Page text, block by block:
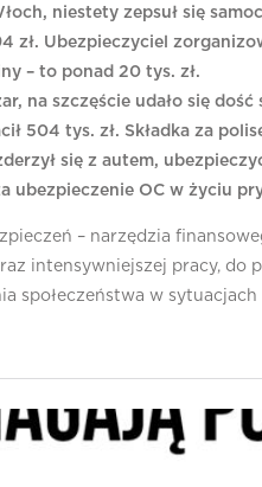
niestety zepsuł się
zł. Ubezpieczyciel
– to ponad 20 tys. zł.
na szczęście udało się
504 tys. zł. Składka za
się z autem,
ubezpieczenie OC w życiu
– narzędzia
intensywniejszej pracy, do
społeczeństwa w